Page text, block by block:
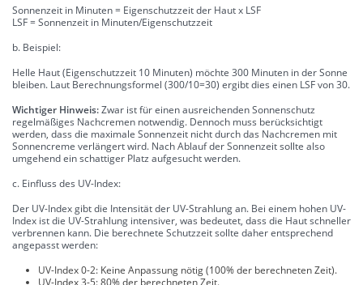
Sonnenzeit in Minuten = Eigenschutzzeit der Haut x LSF
LSF = Sonnenzeit in Minuten/Eigenschutzzeit
b. Beispiel:
Helle Haut (Eigenschutzzeit 10 Minuten) möchte 300 Minuten in der Sonne
bleiben. Laut Berechnungsformel (300/10=30) ergibt dies einen LSF von 30.
Wichtiger Hinweis:Zwar ist für einen ausreichenden Sonnenschutz
regelmäßiges Nachcremen notwendig. Dennoch muss berücksichtigt
werden, dass die maximale Sonnenzeit nicht durch das Nachcremen mit
Sonnencreme verlängert wird. Nach Ablauf der Sonnenzeit sollte also
umgehend ein schattiger Platz aufgesucht werden.
c. Einfluss des UV-Index:
Der UV-Index gibt die Intensität der UV-Strahlung an. Bei einem hohen UV-
Index ist die UV-Strahlung intensiver, was bedeutet, dass die Haut schneller
verbrennen kann. Die berechnete Schutzzeit sollte daher entsprechend
angepasst werden:
UV-Index 0-2: Keine Anpassung nötig (100% der berechneten Zeit).
UV-Index 3-5: 80% der berechneten Zeit.